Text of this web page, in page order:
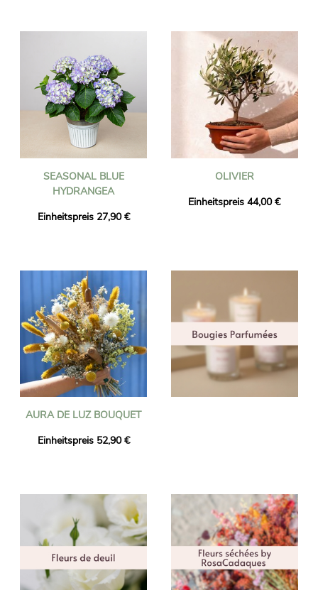
SEASONAL BLUE
HYDRANGEA
Einheitspreis 27,90 €
OLIVIER
Einheitspreis 44,00 €
AURA DE LUZ BOUQUET
Einheitspreis 52,90 €